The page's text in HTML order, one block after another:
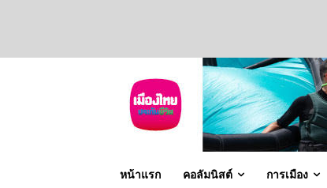
หน้าแรก คอลัมนิสต์ การเมือง